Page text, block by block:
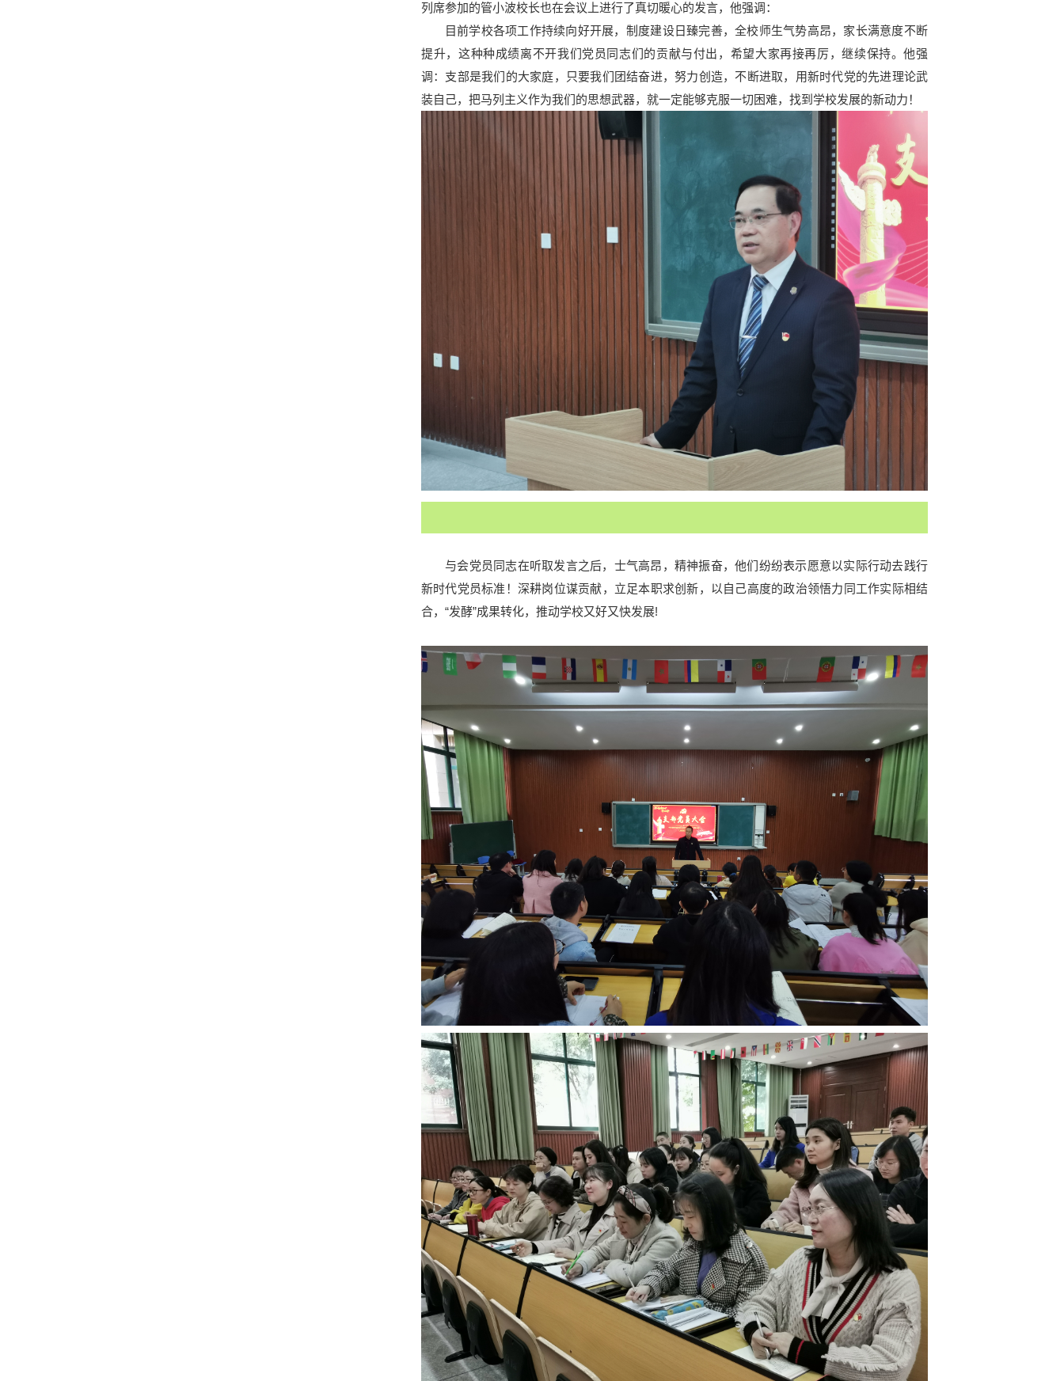
列席参加的管小波校长也在会议上进行了真切暖心的发言，他强调：
目前学校各项工作持续向好开展，制度建设日臻完善，全校师生气势高昂，家长满意度不断
提升，这种种成绩离不开我们党员同志们的贡献与付出，希望大家再接再厉，继续保持。他强
调：支部是我们的大家庭，只要我们团结奋进，努力创造，不断进取，用新时代党的先进理论武
装自己，把马列主义作为我们的思想武器，就一定能够克服一切困难，找到学校发展的新动力！
与会党员同志在听取发言之后，士气高昂，精神振奋，他们纷纷表示愿意以实际行动去践行
新时代党员标准！深耕岗位谋贡献，立足本职求创新，以自己高度的政治领悟力同工作实际相结
合，“发酵”成果转化，推动学校又好又快发展!